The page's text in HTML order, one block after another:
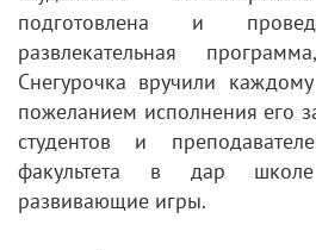
подготовлена и
развлекательная
Снегурочка вручили
пожеланием исполнения его
студентов и
факультета в дар
развивающие игры.